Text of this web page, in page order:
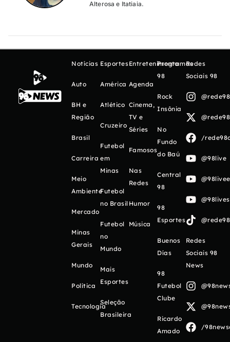
Alterosa e Itatiaia.
Notícias
Auto
BH e
Região
Brasil
Carreira
Meio
Ambiente
Mercado
Minas
Gerais
Mundo
Política
Tecnologia
Esportes
América
Atlético
Cruzeiro
Futebol
em
Minas
Futebol
no Brasil
Futebol
no
Mundo
Mais
Esportes
Seleção
Brasileira
Entretenimento
Agenda
Cinema,
TV e
Séries
Famosos
Nas
Redes
Humor
Música
Programas
98
Rock
Insônia
No
Fundo
do Baú
Central
98
98
Esportes
Buenos
Días
98
Futebol
Clube
Ricardo
Amado
Redes
Sociais 98
/
@98live
Redes
Sociais 98
News
/